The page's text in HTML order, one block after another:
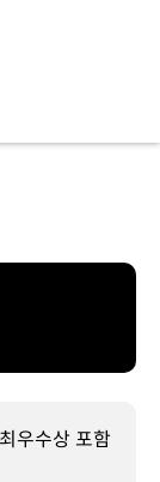
우수상 포함